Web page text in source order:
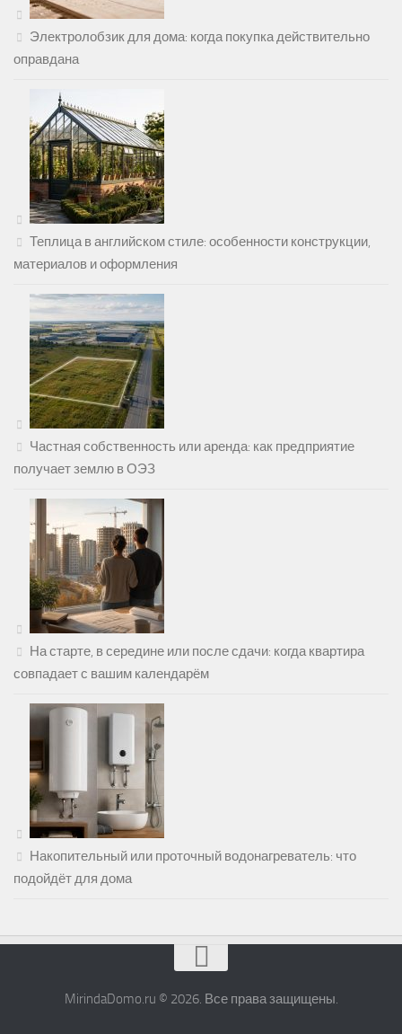
Электролобзик для дома: когда покупка действительно
оправдана
Теплица в английском стиле: особенности конструкции,
материалов и оформления
Частная собственность или аренда: как предприятие
получает землю в ОЭЗ
На старте, в середине или после сдачи: когда квартира
совпадает с вашим календарём
Накопительный или проточный водонагреватель: что
подойдёт для дома
MirindaDomo.ru © 2026. Все права защищены.